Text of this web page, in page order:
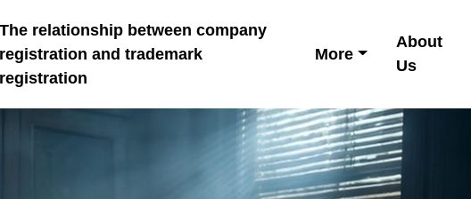
The relationship between company
registration and trademark
registration
More
About
Us